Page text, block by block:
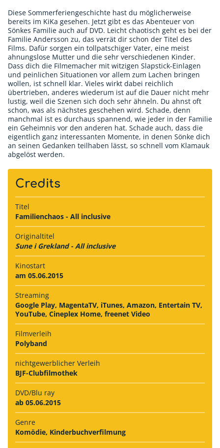
Diese Sommerferiengeschichte hast du möglicherweise
bereits im KiKa gesehen. Jetzt gibt es das Abenteuer von
Sönkes Familie auch auf DVD. Leicht chaotisch geht es bei der
Familie Andersson zu, das verrät dir schon der Titel des
Films. Dafür sorgen ein tollpatschiger Vater, eine meist
ahnungslose Mutter und die sehr verschiedenen Kinder.
Dass dich die Filmemacher mit witzigen Slapstick-Einlagen
und peinlichen Situationen vor allem zum Lachen bringen
wollen, ist schnell klar. Vieles wirkt dabei reichlich
übertrieben, anderes wiederum ist auf die Dauer nicht mehr
lustig, weil die Szenen sich doch sehr ähneln. Du ahnst oft
schon, was als nächstes geschehen wird. Schade, denn
manchmal ist es durchaus spannend, wie jeder in der Familie
ein Geheimnis vor den anderen hat. Schade auch, dass die
eigentlich ganz interessanten Momente, in denen Sönke dich
an seinen Gedanken teilhaben lässt, so schnell vom Klamauk
abgelöst werden.
Credits
Titel
Familienchaos - All inclusive
Originaltitel
Sune i Grekland - All inclusive
Kinostart
am 05.06.2015
Streaming
Google Play, MagentaTV, iTunes, Amazon, Entertain TV,
YouTube, Cineplex Home, freenet Video
Filmverleih
Polyband
nichtgewerb­licher Verleih
BJF-Clubfilmothek
DVD/Blu ray
ab 05.06.2015
Genre
Komödie, Kinderbuchverfilmung